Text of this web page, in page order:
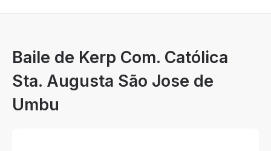
Baile de Kerp Com. Católica
Sta. Augusta São Jose de
Umbu